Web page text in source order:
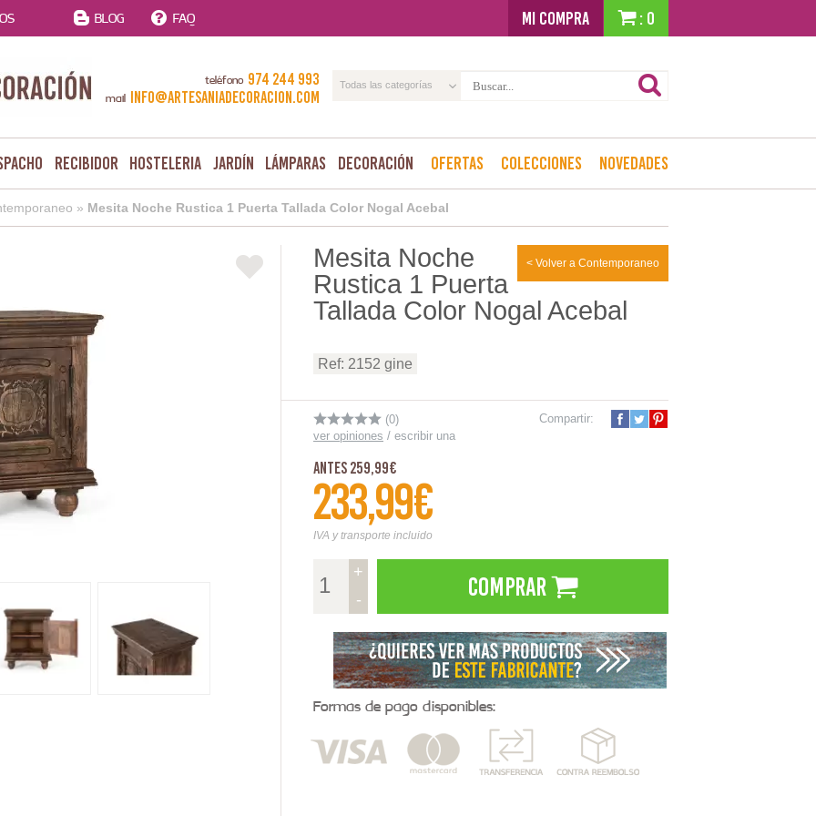
BLOG FAQ MI COMPRA : 0
teléfono 974 244 993
mail info@artesaniadecoracion.com
Todas las categorías
Recibidor Hosteleria Jardín Lámparas Decoración Ofertas Colecciones Novedades
» Mesita Noche Rustica 1 Puerta Tallada Color Nogal Acebal
< Volver a Contemporaneo
Mesita Noche
Rustica 1 Puerta
Tallada Color Nogal Acebal
Ref: 2152 gine
(0)
ver opiniones / escribir una
Compartir:
Antes 259,99€
233,99€
IVA y transporte incluido
+
-
Comprar
Formas de pago disponibles: